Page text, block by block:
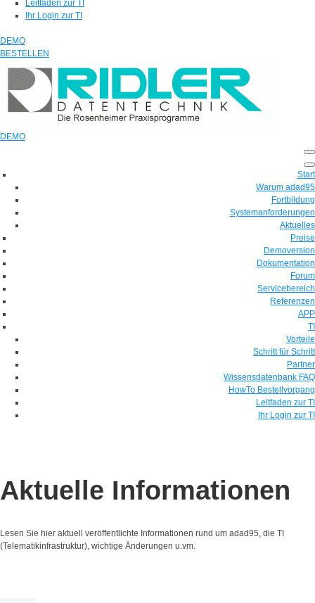
Leitfaden zur TI
Ihr Login zur TI
DEMO
BESTELLEN
DEMO
Start
Warum adad95
Fortbildung
Systemanforderungen
Aktuelles
Preise
Demoversion
Dokumentation
Forum
Servicebereich
Referenzen
APP
TI
Vorteile
Schritt für Schritt
Partner
Wissensdatenbank FAQ
HowTo Bestellvorgang
Leitfaden zur TI
Ihr Login zur TI
Aktuelle Informationen
Lesen Sie hier aktuell veröffentlichte Informationen rund um adad95, die TI
(Telematikinfrastruktur), wichtige Änderungen u.vm.